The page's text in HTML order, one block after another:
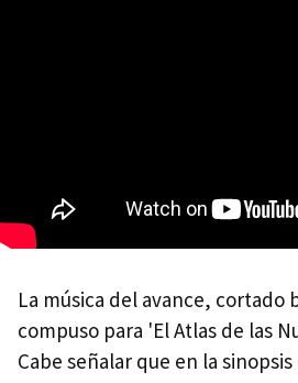
La música del avance, cortado
compuso para 'El Atlas de las
Cabe señalar que en la